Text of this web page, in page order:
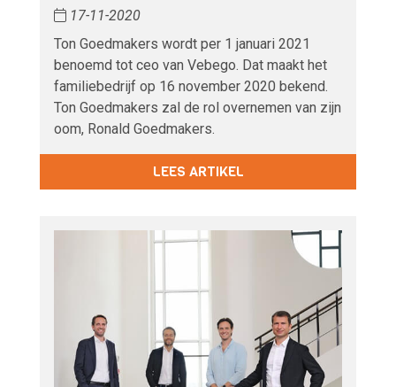
17-11-2020
Ton Goedmakers wordt per 1 januari 2021
benoemd tot ceo van Vebego. Dat maakt het
familiebedrijf op 16 november 2020 bekend.
Ton Goedmakers zal de rol overnemen van zijn
oom, Ronald Goedmakers.
LEES ARTIKEL